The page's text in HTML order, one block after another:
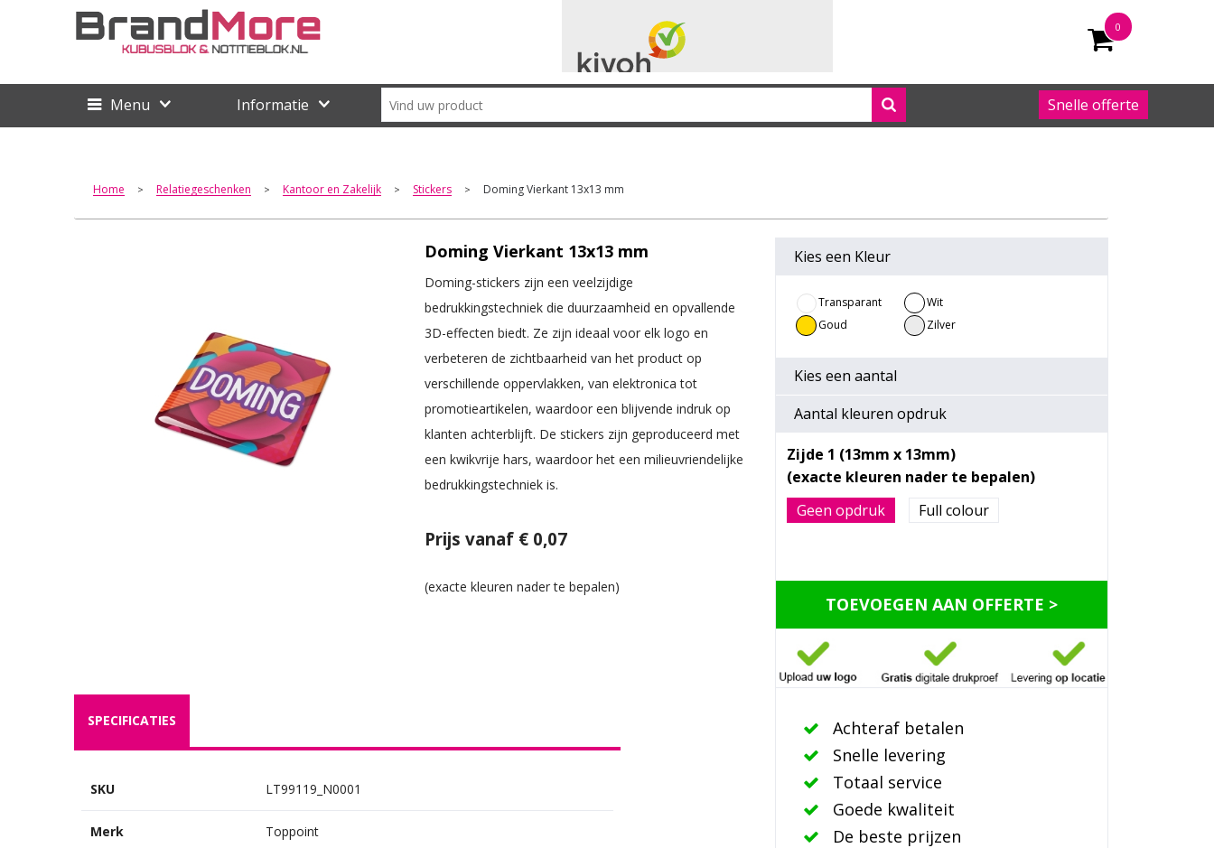
0
Menu Informatie Snelle offerte
Home > Relatiegeschenken > Kantoor en Zakelijk > Stickers > Doming Vierkant 13x13 mm
Doming Vierkant 13x13 mm
Doming-stickers zijn een veelzijdige
bedrukkingstechniek die duurzaamheid en opvallende
3D-effecten biedt. Ze zijn ideaal voor elk logo en
verbeteren de zichtbaarheid van het product op
verschillende oppervlakken, van elektronica tot
promotieartikelen, waardoor een blijvende indruk op
klanten achterblijft. De stickers zijn geproduceerd met
een kwikvrije hars, waardoor het een milieuvriendelijke
bedrukkingstechniek is.
Prijs vanaf € 0,07
Kies een Kleur
Transparant
Wit
Goud
Zilver
Kies een aantal
Aantal kleuren opdruk
Zijde 1 (13mm x 13mm)
Geen opdruk Full colour
TOEVOEGEN AAN OFFERTE >
Achteraf betalen
Snelle levering
Totaal service
Goede kwaliteit
De beste prijzen
SPECIFICATIES
SKU LT99119_N0001
Merk Toppoint